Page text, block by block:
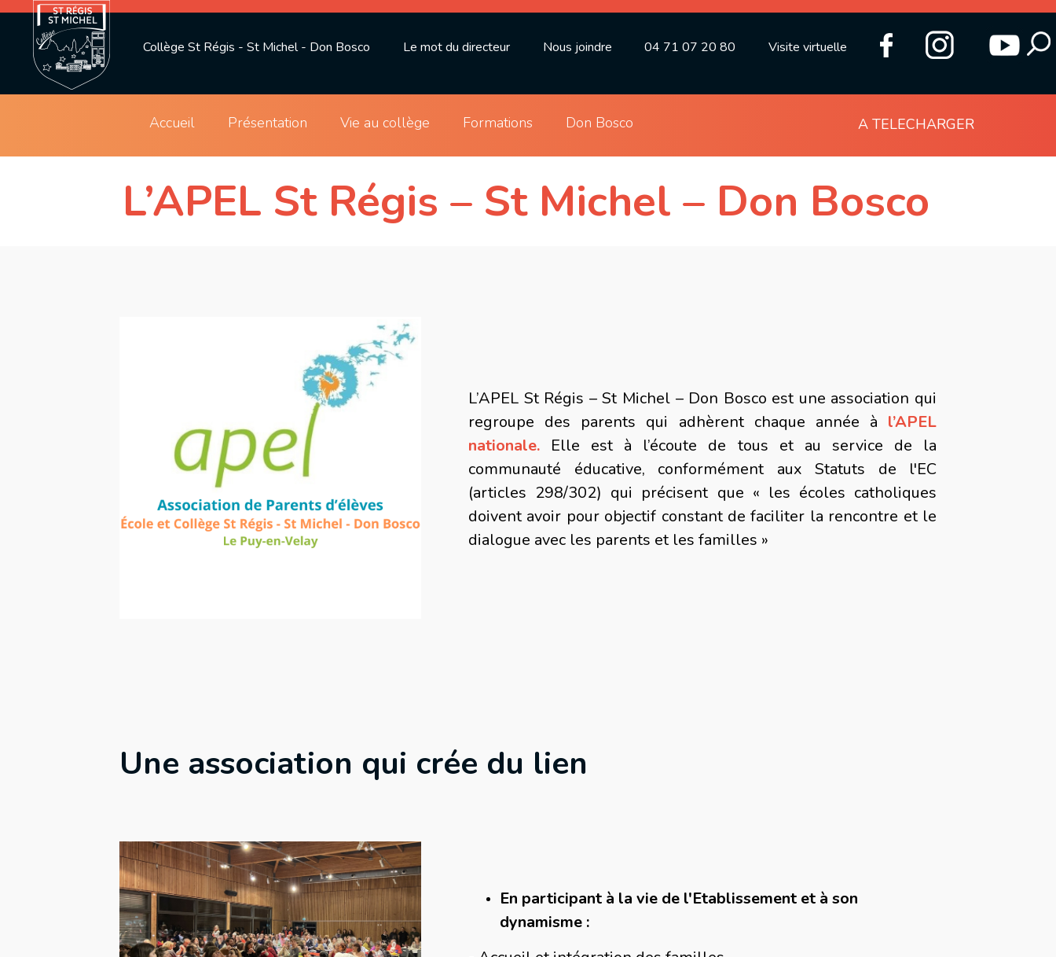
Collège St Régis - St Michel - Don Bosco Le mot du directeur Nous joindre 04 71 07 20 80 Visite virtuelle
A TELECHARGER
Accueil Présentation Vie au collège Formations Don Bosco
L’APEL St Régis – St Michel – Don Bosco
L’APEL St Régis – St Michel – Don Bosco est une association qui
regroupe des parents qui adhèrent chaque année à l’APEL
nationale. Elle est à l’écoute de tous et au service de la
communauté éducative, conformément aux Statuts de l'EC
(articles 298/302) qui précisent que « les écoles catholiques
doivent avoir pour objectif constant de faciliter la rencontre et le
dialogue avec les parents et les familles »
Une association qui crée du lien
En participant à la vie de l'Etablissement et à son
dynamisme :